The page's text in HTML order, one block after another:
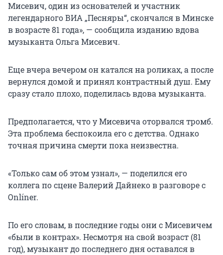
Мисевич, один из основателей и участник
легендарного ВИА „Песняры“, скончался в Минске
в возрасте 81 года», — сообщила изданию вдова
музыканта Ольга Мисевич.
Еще вчера вечером он катался на роликах, а после
вернулся домой и принял контрастный душ. Ему
сразу стало плохо, поделилась вдова музыканта.
Предполагается, что у Мисевича оторвался тромб.
Эта проблема беспокоила его с детства. Однако
точная причина смерти пока неизвестна.
«Только сам об этом узнал», — поделился его
коллега по сцене Валерий Дайнеко в разговоре с
Onlíner.
По его словам, в последние годы они с Мисевичем
«были в контрах». Несмотря на свой возраст (81
год), музыкант до последнего дня оставался в